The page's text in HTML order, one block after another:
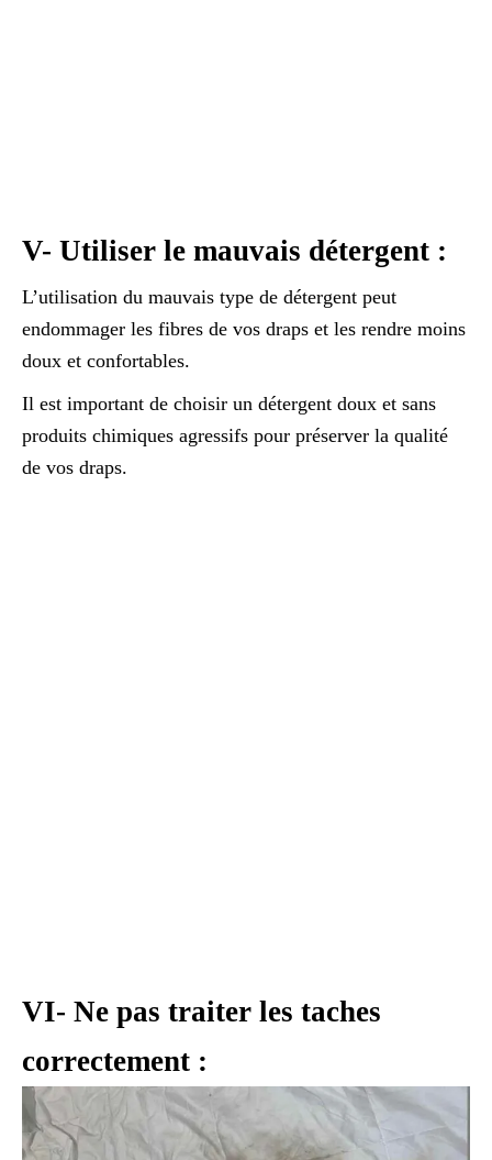
V- Utiliser le mauvais détergent :
L’utilisation du mauvais type de détergent peut
endommager les fibres de vos draps et les rendre moins
doux et confortables.
Il est important de choisir un détergent doux et sans
produits chimiques agressifs pour préserver la qualité
de vos draps.
VI- Ne pas traiter les taches
correctement :